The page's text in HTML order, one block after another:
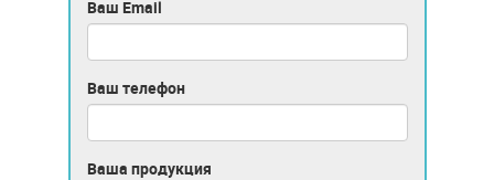
Ваш Email
Ваш телефон
Ваша продукция